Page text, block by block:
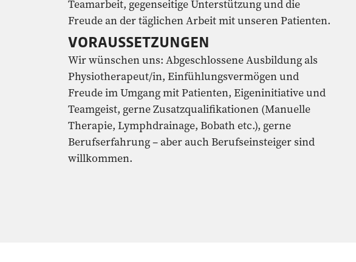
Teamarbeit, gegenseitige Unterstützung und die
Freude an der täglichen Arbeit mit unseren Patienten.
VORAUSSETZUNGEN
Wir wünschen uns: Abgeschlossene Ausbildung als
Physiotherapeut/in, Einfühlungsvermögen und
Freude im Umgang mit Patienten, Eigeninitiative und
Teamgeist, gerne Zusatzqualifikationen (Manuelle
Therapie, Lymphdrainage, Bobath etc.), gerne
Berufserfahrung – aber auch Berufseinsteiger sind
willkommen.